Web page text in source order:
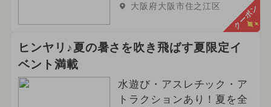
大阪府大阪市住之江区 クーポン
ヒンヤリ♪夏の暑さを吹き飛ばす夏限定イ
ベント満載
水遊び・アスレチック・ア
トラクションあり！夏を全